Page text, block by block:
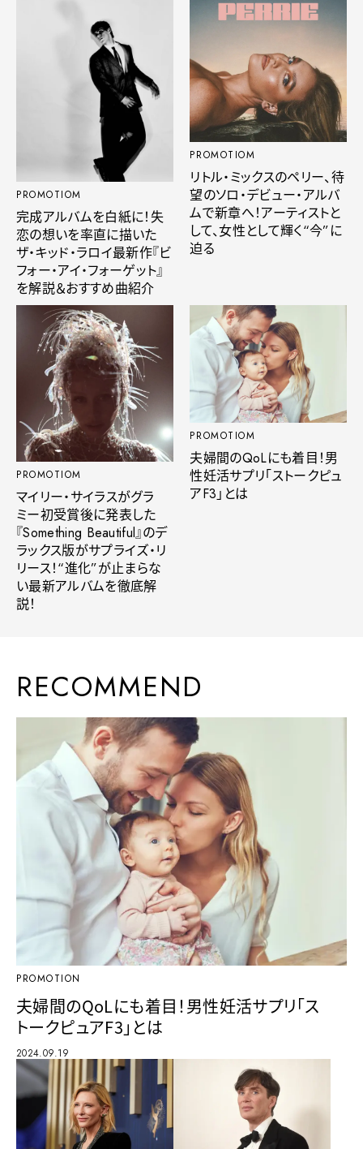
PROMOTIOM
完成アルバムを白紙に！失
恋の想いを率直に描いた
ザ・キッド・ラロイ最新作『ビ
フォー・アイ・フォーゲット』
を解説＆おすすめ曲紹介
PROMOTIOM
リトル・ミックスのペリー、待
望のソロ・デビュー・アルバ
ムで新章へ！アーティストと
して、女性として輝く“今”に
迫る
PROMOTIOM
マイリー・サイラスがグラ
ミー初受賞後に発表した
『Something Beautiful』のデ
ラックス版がサプライズ・リ
リース！“進化”が止まらな
い最新アルバムを徹底解
説！
PROMOTIOM
夫婦間のQoLにも着目！男
性妊活サプリ「ストークピュ
アF3」とは
RECOMMEND
PROMOTION
夫婦間のQoLにも着目！男性妊活サプリ「ス
トークピュアF3」とは
2024.09.19